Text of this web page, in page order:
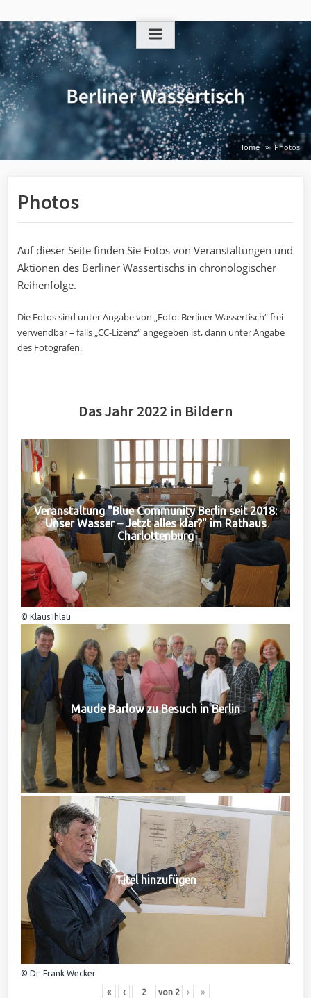
to
content
Home Photos
Photos
Auf dieser Seite finden Sie Fotos von Veranstaltungen und
Aktionen des Berliner Wassertischs in chronologischer
Reihenfolge.
Die Fotos sind unter Angabe von „Foto: Berliner Wassertisch“ frei
verwendbar – falls „CC-Lizenz“ angegeben ist, dann unter Angabe
des Fotografen.
Das Jahr 2022 in Bildern
Veranstaltung "Blue Community Berlin seit 2018:
Unser Wasser – Jetzt alles klar?" im Rathaus
Charlottenburg
© Klaus Ihlau
Maude Barlow zu Besuch in Berlin
Titel hinzufügen
© Dr. Frank Wecker
« ‹ von 2 › »